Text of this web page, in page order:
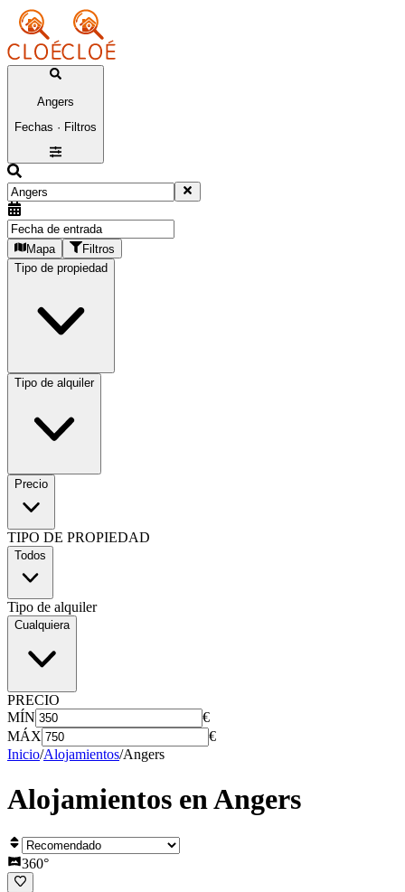
Angers
Fechas · Filtros
Mapa
Filtros
Tipo de propiedad
Tipo de alquiler
Precio
TIPO DE PROPIEDAD
Todos
Tipo de alquiler
Cualquiera
PRECIO
MÍN
€
MÁX
€
Inicio/Alojamientos/Angers
Alojamientos enAngers
360°